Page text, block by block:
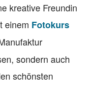
kreative Freundin
einem Fotokurs
sondern auch
schönsten